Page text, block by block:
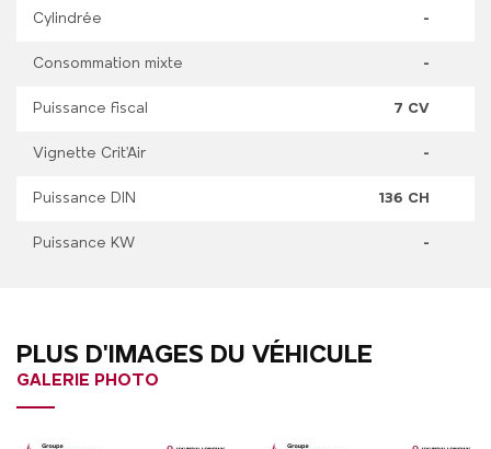
Cylindrée -
Consommation mixte -
Puissance fiscal 7 CV
Vignette Crit'Air -
Puissance DIN 136 CH
Puissance KW -
PLUS D'IMAGES DU VÉHICULE
GALERIE PHOTO